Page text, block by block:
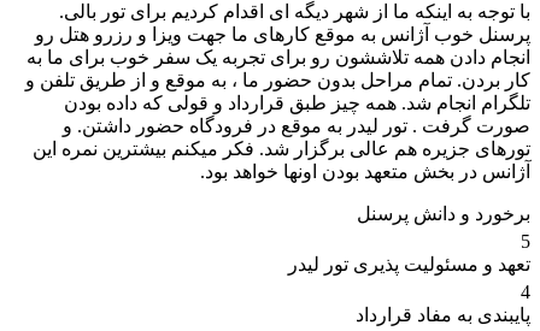
با توجه به اینکه ما از شهر دیگه ای اقدام کردیم برای تور بالی.
پرسنل خوب آژانس به موقع کارهای ما جهت ویزا و رزرو هتل رو
انجام دادن همه تلاششون رو برای تجربه یک سفر خوب برای ما به
کار بردن. تمام مراحل بدون حضور ما ، به موقع و از طریق تلفن و
تلگرام انجام شد. همه چیز طبق قرارداد و قولی که داده بودن
صورت گرفت . تور لیدر به موقع در فرودگاه حضور داشتن. و
تورهای جزیره هم عالی برگزار شد. فکر میکنم بیشترین نمره این
آژانس در بخش متعهد بودن اونها خواهد بود.
برخورد و دانش پرسنل
5
تعهد و مسئولیت پذیری تور لیدر
4
پایبندی به مفاد قرارداد